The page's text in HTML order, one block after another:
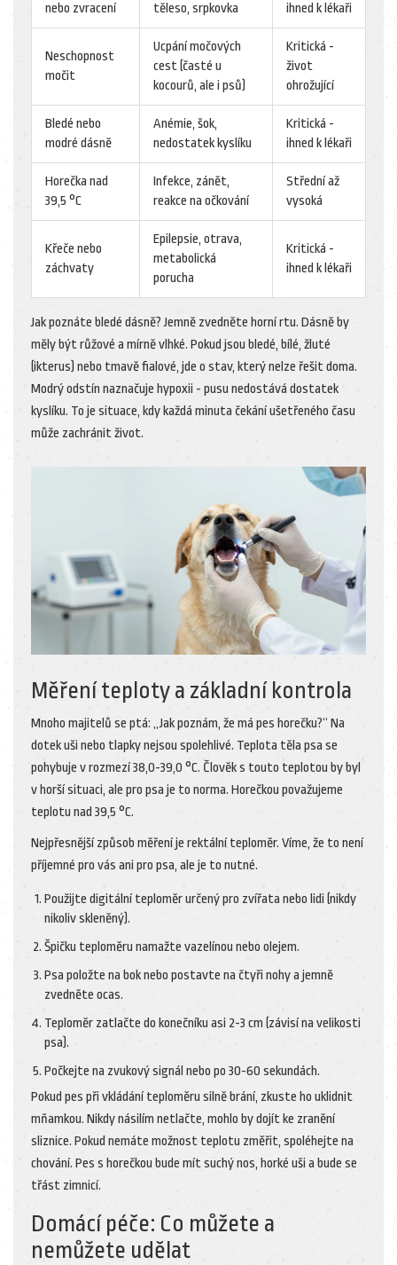
nebo zvracení těleso, srpkovka ihned k lékaři
Neschopnost
močit
Ucpání močových
cest (časté u
kocourů, ale i psů)
Kritická -
život
ohrožující
Bledé nebo
modré dásně
Anémie, šok,
nedostatek kyslíku
Kritická -
ihned k lékaři
Horečka nad
39,5 °C
Infekce, zánět,
reakce na očkování
Střední až
vysoká
Křeče nebo
záchvaty
Epilepsie, otrava,
metabolická
porucha
Kritická -
ihned k lékaři
Jak poznáte bledé dásně? Jemně zvedněte horní rtu. Dásně by
měly být růžové a mírně vlhké. Pokud jsou bledé, bílé, žluté
(ikterus) nebo tmavě fialové, jde o stav, který nelze řešit doma.
Modrý odstín naznačuje hypoxii - pusu nedostává dostatek
kyslíku. To je situace, kdy každá minuta čekání ušetřeného času
může zachránit život.
Měření teploty a základní kontrola
Mnoho majitelů se ptá: „Jak poznám, že má pes horečku?“ Na
dotek uši nebo tlapky nejsou spolehlivé. Teplota těla psa se
pohybuje v rozmezí 38,0-39,0 °C. Člověk s touto teplotou by byl
v horší situaci, ale pro psa je to norma. Horečkou považujeme
teplotu nad 39,5 °C.
Nejpřesnější způsob měření je rektální teploměr. Víme, že to není
příjemné pro vás ani pro psa, ale je to nutné.
Použijte digitální teploměr určený pro zvířata nebo lidi (nikdy
nikoliv skleněný).
Špičku teploměru namažte vazelínou nebo olejem.
Psa položte na bok nebo postavte na čtyři nohy a jemně
zvedněte ocas.
Teploměr zatlačte do konečníku asi 2-3 cm (závisí na velikosti
psa).
Počkejte na zvukový signál nebo po 30-60 sekundách.
Pokud pes při vkládání teploměru silně brání, zkuste ho uklidnit
mňamkou. Nikdy násilím netlačte, mohlo by dojít ke zranění
sliznice. Pokud nemáte možnost teplotu změřit, spoléhejte na
chování. Pes s horečkou bude mít suchý nos, horké uši a bude se
třást zimnicí.
Domácí péče: Co můžete a
nemůžete udělat